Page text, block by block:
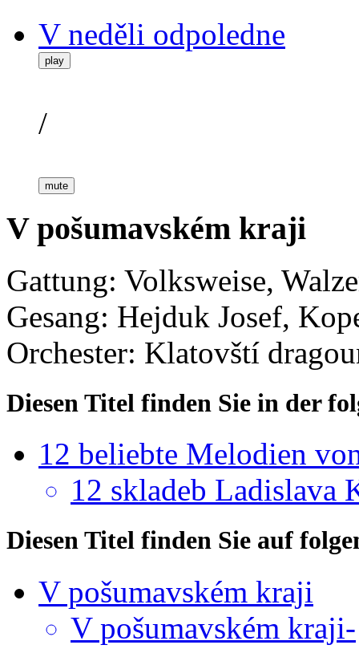
V neděli odpoledne
play
/
mute
V pošumavském kraji
Gattung: Volksweise,
Gesang: Hejduk Josef,
Orchester: Klatovští
Diesen Titel finden Sie in der
12 beliebte Melodien
12 skladeb Ladislava
Diesen Titel finden Sie auf
V pošumavském kraji
V pošumavském kraji-